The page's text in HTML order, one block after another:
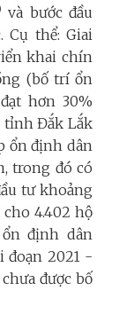
và bước đầu
Cụ thể: Giai
khai chín
(bố trí ổn
hơn 30%
tỉnh Đắk Lắk
ổn định dân
trong đó có
tư khoảng
4.402 hộ
định dân
đoạn 2021 -
được bố